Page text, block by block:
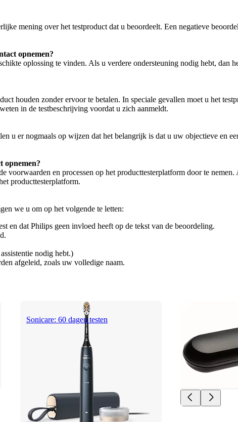
mening over het testproduct dat u beoordeelt. Een negatieve
opnemen?
oplossing te vinden. Als u verdere ondersteuning nodig hebt, dan
houden zonder ervoor te betalen. In speciale gevallen moet u het
in de testbeschrijving voordat u zich aanmeldt.
u er nogmaals op wijzen dat het belangrijk is dat u uw objectieve en
opnemen?
en processen op het producttesterplatform door te
producttesterplatform.
we u om op het volgende te letten:
en dat Philips geen invloed heeft op de tekst van de beoordeling.
nodig hebt.)
afgeleid, zoals uw volledige naam.
Sonicare: 60 dagen testen